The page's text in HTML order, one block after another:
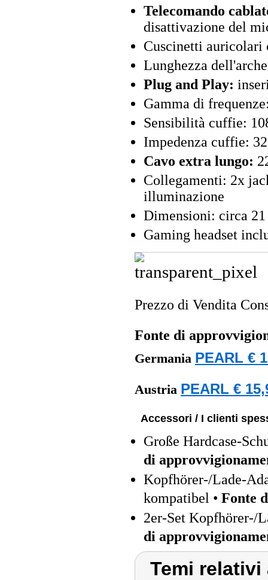
Telecomando
disattivazione del
Cuscinetti auricolari
Lunghezza
Plug and Play:
Gamma di
Sensibilità cuffie:
Impedenza cuffie:
Cavo extra lungo:
Collegamenti: 2x
illuminazione
Dimensioni: circa
Gaming headset
Prezzo di Vendita
Fonte di
Germania PEARL €
Austria PEARL €
Accessori / I clienti
Große Hardcase-
di
Kopfhörer-/Lade-
kompatibel • Fonte
2er-Set Kopfhörer-/
di
Temi